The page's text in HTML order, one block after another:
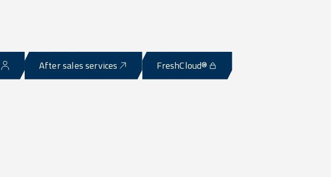
After sales services FreshCloud®